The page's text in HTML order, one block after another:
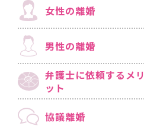
女性の離婚
男性の離婚
弁護士に依頼するメリ
ット
協議離婚